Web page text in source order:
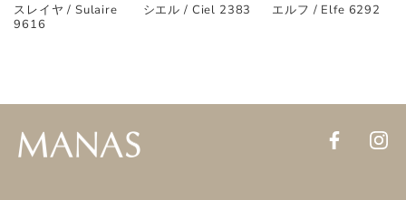
スレイヤ / Sulaire
9616
シエル / Ciel 2383 エルフ / Elfe 6292